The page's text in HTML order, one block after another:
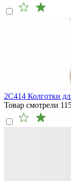
2C414 Колготки
Товар смотрели